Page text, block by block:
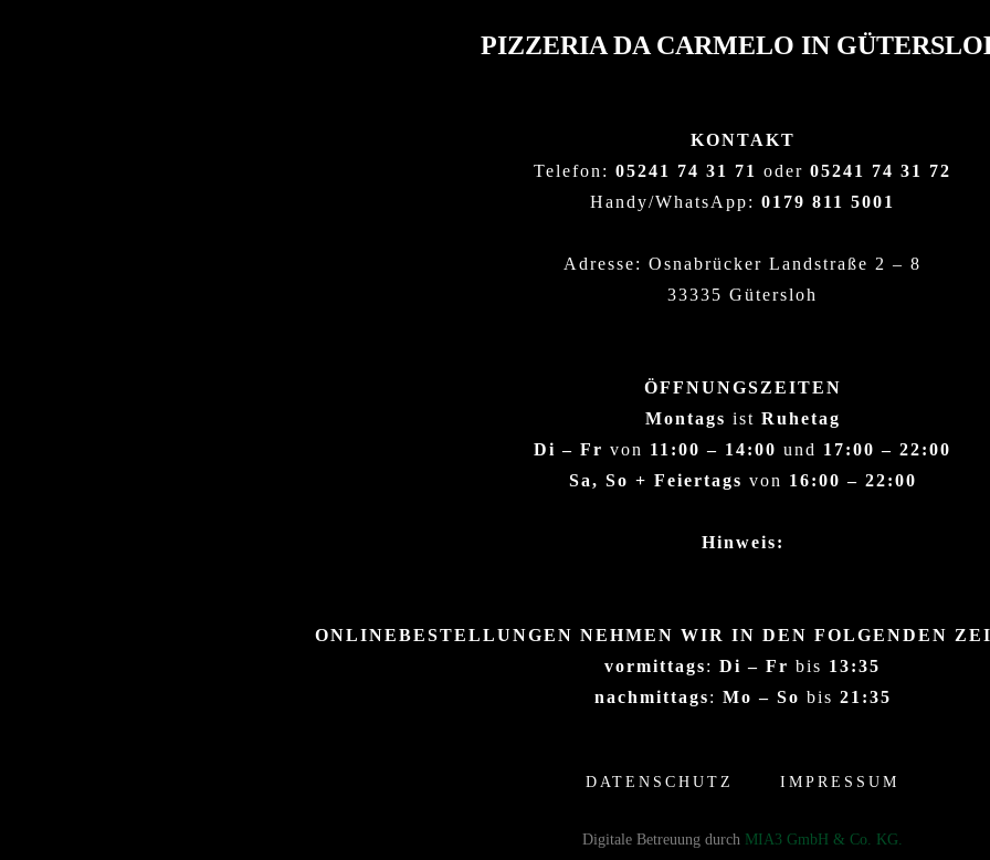
PIZZERIA DA CARMELO IN
KONTAKT
Telefon: 05241 74 31 71 oder 05241 74 31 72
Handy/WhatsApp: 0179 811 5001
Adresse: Osnabrücker Landstraße 2 – 8
33335 Gütersloh
ÖFFNUNGSZEITEN
Montags ist Ruhetag
Di – Fr von 11:00 – 14:00 und 17:00 – 22:00
Sa, So + Feiertags von 16:00 – 22:00
Hinweis:
ONLINEBESTELLUNGEN NEHMEN WIR IN DEN FOLGENDEN
vormittags: Di – Fr bis 13:35
nachmittags: Mo – So bis 21:35
DATENSCHUTZ IMPRESSUM
Digitale Betreuung durch MIA3 GmbH & Co. KG.